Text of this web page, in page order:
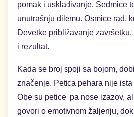
pomak i usklađivanje. Sedmice
unutrašnju dilemu. Osmice rad,
Devetke približavanje
i rezultat.
Kada se broj spoji sa bojom,
značenje. Petica pehara nije
Obe su petice, pa nose izazov,
govori o emotivnom žaljenju,